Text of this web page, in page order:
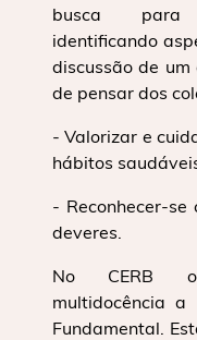
busca para
identificando
discussão de
de pensar dos
- Valorizar e
hábitos
- Reconhecer-
deveres.
No CERB
multidocência
Fundamental.